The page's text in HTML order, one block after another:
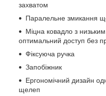
захватом
Паралельне змикання
Міцна ковадло з
оптимальний доступ без
Фіксуюча ручка
Запобіжник
Ергономічний дизайн
щелеп